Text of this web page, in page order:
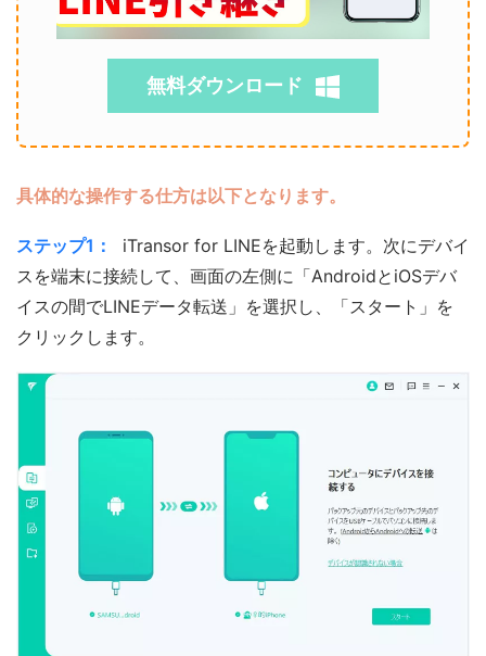
無料ダウンロード
具体的な操作する仕方は以下となります。
ステップ1：
iTransor for LINEを起動します。次にデバイ
スを端末に接続して、画面の左側に「AndroidとiOSデバ
イスの間でLINEデータ転送」を選択し、「スタート」を
クリックします。